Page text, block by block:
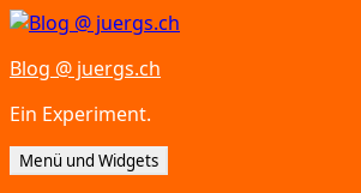
Zum
springen
Blog @ juergs.ch
Ein Experiment.
Menü und Widgets